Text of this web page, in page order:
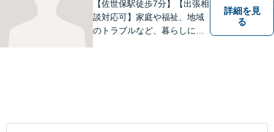
【佐世保駅徒歩7分】【出張相
談対応可】家庭や福祉、地域
のトラブルなど、暮らしに根
詳細を見
る